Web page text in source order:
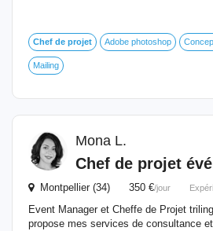
Chef de projet Adobe photoshop
Mailing
Mona L.
Chef de projet
Montpellier (34) 350 €/jour
Event Manager et Cheffe de Projet
propose mes services de consultance